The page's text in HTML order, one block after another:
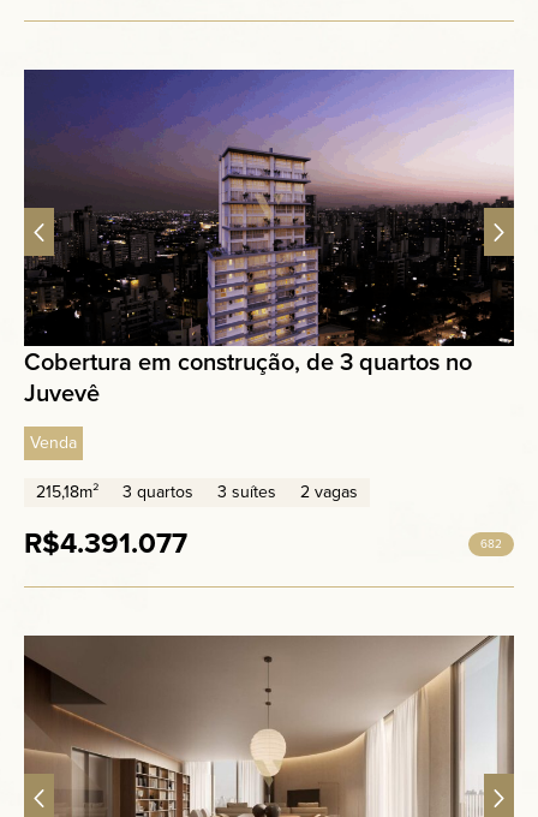
Cobertura em construção, de 3 quartos no
Juvevê
Venda
215,18m²
3 quartos 3 suítes 2 vagas
R$4.391.077 682